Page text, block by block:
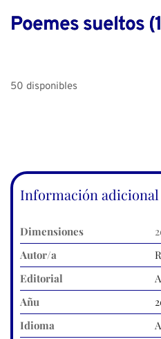
Poemes sueltos
50 disponibles
Información adicional
Dimensiones
Autor/a
Editorial
Añu
Idioma